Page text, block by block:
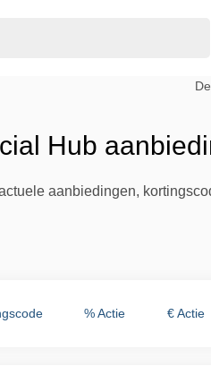
Hub
aanbiedingen,
% Actie € Actie